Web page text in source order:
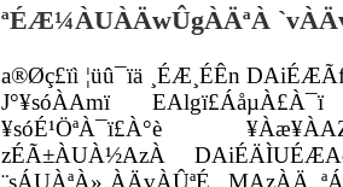
ªÉÆ¼ÀUÀÄwÛgÀÄªÀ
a®Øç£ïì ¦üû¯ïä ¸ÉÆ¸ÉÊn
J°¥sóÀAmï
¥sóÉ¹ÖªÀ¯ï£À°è
zÉÃ±ÀUÀ½AzÀ
¨sÁUÀªÀ»¸ÀÄvÀÛªÉ. MAzÀÄ